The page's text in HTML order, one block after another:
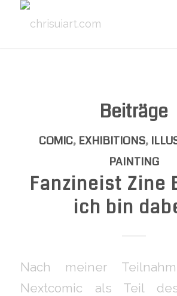
Beiträge
COMIC, EXHIBITIONS,
PAINTING
Fanzineist Zine
ich bin
Nach meiner
Nextcomic als Teil